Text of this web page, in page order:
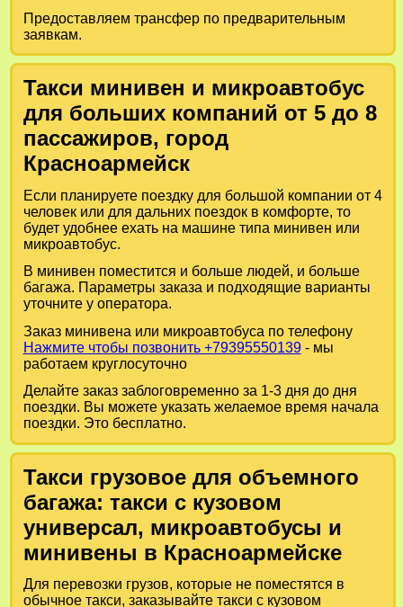
Предоставляем трансфер по предварительным
заявкам.
Такси минивен и микроавтобус
для больших компаний от 5 до 8
пассажиров, город
Красноармейск
Если планируете поездку для большой компании от 4
человек или для дальних поездок в комфорте, то
будет удобнее ехать на машине типа минивен или
микроавтобус.
В минивен поместится и больше людей, и больше
багажа. Параметры заказа и подходящие варианты
уточните у оператора.
Заказ минивена или микроавтобуса по телефону
Нажмите чтобы позвонить +79395550139- мы
работаем круглосуточно
Делайте заказ заблоговременно за 1-3 дня до дня
поездки. Вы можете указать желаемое время начала
поездки. Это бесплатно.
Такси грузовое для объемного
багажа: такси с кузовом
универсал, микроавтобусы и
минивены в Красноармейске
Для перевозки грузов, которые не поместятся в
обычное такси, заказывайте такси с кузовом